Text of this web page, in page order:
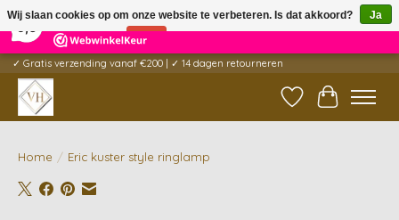
5 Reviews ×
✓ Gratis verzending vanaf €200 | ✓ 14 dagen retourneren
Verlanglijst
Home / Eric kuster style ringlamp
Wij slaan cookies op om onze website te verbeteren. Is dat akkoord?
Ja
Nee